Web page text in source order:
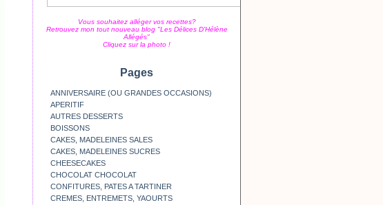
Vous souhaitez alléger vos recettes?
Retrouvez mon tout nouveau blog "Les Délices D'Hélène
Allégés"
Cliquez sur la photo !
Pages
ANNIVERSAIRE (OU GRANDES OCCASIONS)
APERITIF
AUTRES DESSERTS
BOISSONS
CAKES, MADELEINES SALES
CAKES, MADELEINES SUCRES
CHEESECAKES
CHOCOLAT CHOCOLAT
CONFITURES, PATES A TARTINER
CREMES, ENTREMETS, YAOURTS